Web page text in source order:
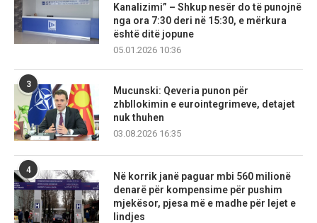
Kanalizimi” – Shkup nesër do të punojnë
nga ora 7:30 deri në 15:30, e mërkura
është ditë jopune
05.01.2026 10:36
3
Mucunski: Qeveria punon për
zhbllokimin e eurointegrimeve, detajet
nuk thuhen
03.08.2026 16:35
4
Në korrik janë paguar mbi 560 milionë
denarë për kompensime për pushim
mjekësor, pjesa më e madhe për lejet e
lindjes